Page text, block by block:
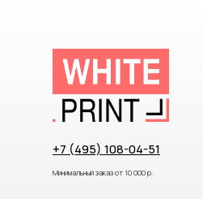
+7 (495) 108-04-51
Минимальный заказ от 10 000 р.